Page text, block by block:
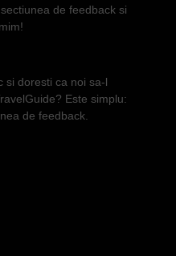
de feedback si
si doresti ca noi sa-l
Este simplu:
de feedback.